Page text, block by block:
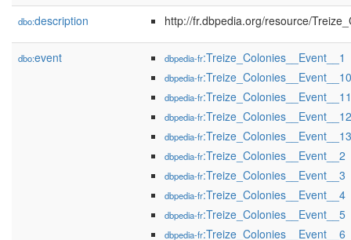
dbo:description http://fr.dbpedia.org/resource/
dbo:event dbpedia-fr:Treize_Colonies__Event__1
dbpedia-fr:Treize_Colonies__Event__10
dbpedia-fr:Treize_Colonies__Event__11
dbpedia-fr:Treize_Colonies__Event__12
dbpedia-fr:Treize_Colonies__Event__13
dbpedia-fr:Treize_Colonies__Event__2
dbpedia-fr:Treize_Colonies__Event__3
dbpedia-fr:Treize_Colonies__Event__4
dbpedia-fr:Treize_Colonies__Event__5
dbpedia-fr:Treize_Colonies__Event__6